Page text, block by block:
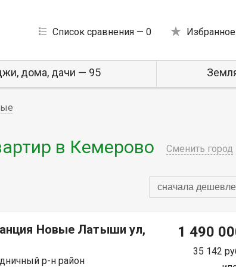
Список сравнения — 0
дома, дачи — 95
в Кемерово Сменить город
сначала дешевле
Новые Латыши ул,
р-н район
1 490
35 142